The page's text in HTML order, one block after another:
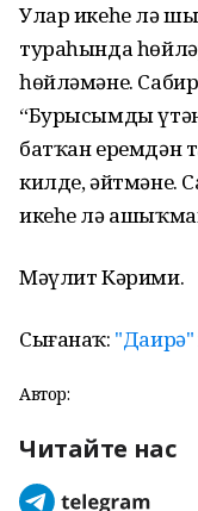
Улар икеһе лә
тураһында
һөйләмәне.
“Бурысымды
батҡан еремдән
килде, әйтмәне.
икеһе лә
Мәүлит Кәрими.
Сығанаҡ: "Даирә"
Автор:
Читайте нас